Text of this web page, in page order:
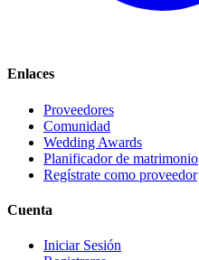
Enlaces
Proveedores
Comunidad
Wedding Awards
Planificador de matrimonio
Regístrate como proveedor
Cuenta
Iniciar Sesión